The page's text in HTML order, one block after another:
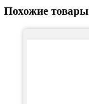
Похожие товары